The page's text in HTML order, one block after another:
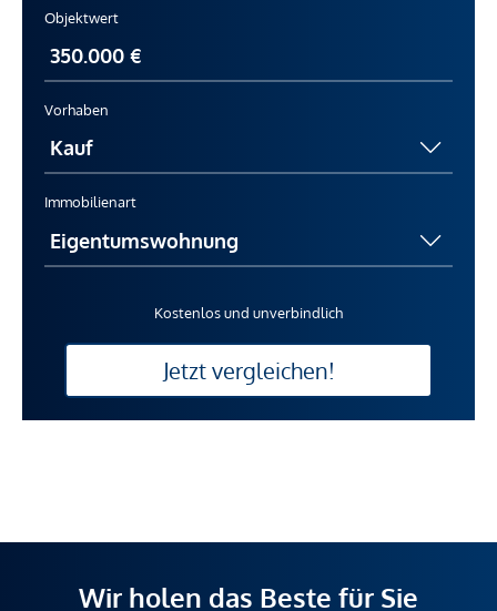
Objektwert
Vorhaben
Immobilienart
Kostenlos und unverbindlich
Jetzt vergleichen!
Wir holen das Beste für Sie